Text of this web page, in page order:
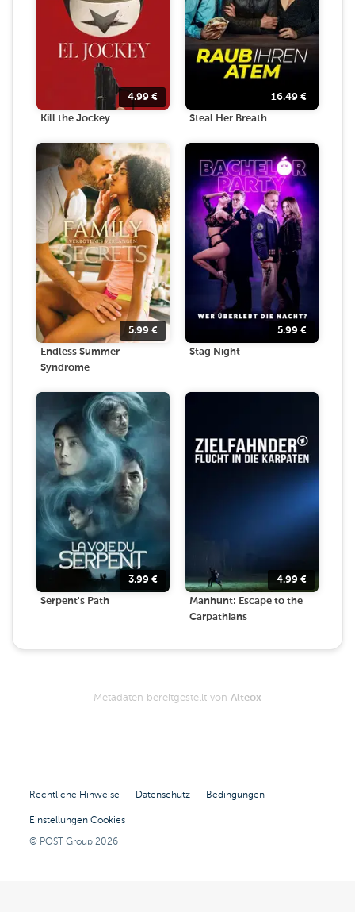
4.99 €
Kill the Jockey
16.49 €
Steal Her Breath
5.99 €
Endless Summer
Syndrome
5.99 €
Stag Night
3.99 €
Serpent's Path
4.99 €
Manhunt: Escape to the
Carpathians
Metadaten bereitgestellt von Alteox
Rechtliche Hinweise Datenschutz Bedingungen
Einstellungen Cookies
© POST Group2026